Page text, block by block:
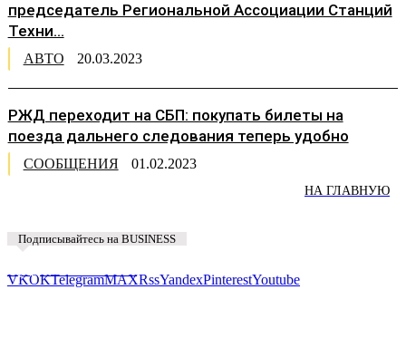
председатель Региональной Ассоциации Станций
Техни...
АВТО 20.03.2023
РЖД переходит на СБП: покупать билеты на
поезда дальнего следования теперь удобно
СООБЩЕНИЯ 01.02.2023
НА ГЛАВНУЮ
Подписывайтесь на BUSINESS
VKOKTelegramMAXRssYandexPinterestYoutube